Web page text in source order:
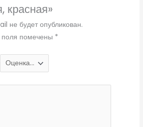
красная»
не будет опубликован.
помечены *